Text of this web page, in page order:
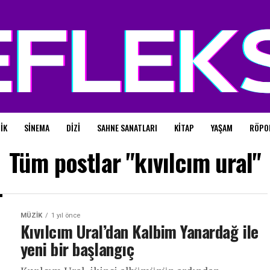
SINEMA DIZI SAHNE SANATLARI KITAP YAŞAM
Tüm postlar "kıvılcım ural"
MÜZIK 1 yıl önce
Kıvılcım Ural’dan Kalbim Yanardağ ile
yeni bir başlangıç